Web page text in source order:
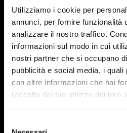
Utilizziamo i cookie per
annunci, per fornire funzionalità
analizzare il nostro traffico.
informazioni sul modo in cui
nostri partner che si occupano
pubblicità e social media, i quali
con altre informazioni che hai
raccolto dal tuo utilizzo dei loro